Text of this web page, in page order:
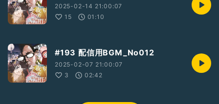
2025-02-14 21:00:07
15
01:10
#193 配信用BGM_No012
2025-02-07 21:00:07
3
02:42